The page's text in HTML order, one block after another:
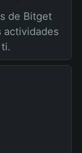
de Bitget
actividades